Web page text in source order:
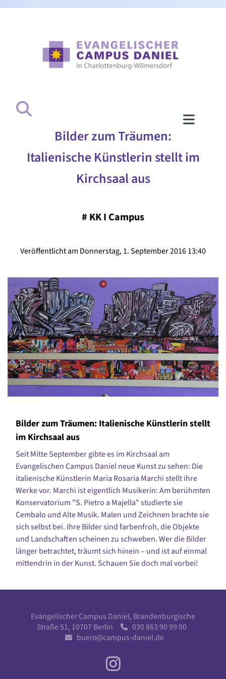
Bilder zum Träumen:
Italienische Künstlerin stellt im
Kirchsaal aus
# KK I Campus
Veröffentlicht am Donnerstag, 1. September 2016 13:40
Bilder zum Träumen: Italienische Künstlerin stellt
im Kirchsaal aus
Seit Mitte September gibte es im Kirchsaal am
Evangelischen Campus Daniel neue Kunst zu sehen: Die
italienische Künstlerin Maria Rosaria Marchi stellt ihre
Werke vor. Marchi ist eigentlich Musikerin: Am berühmten
Konservatorium "S. Pietro a Majella" studierte sie
Cembalo und Alte Musik. Malen und Zeichnen brachte sie
sich selbst bei. Ihre Bilder sind farbenfroh, die Objekte
und Landschaften scheinen zu schweben. Wer die Bilder
länger betrachtet, träumt sich hinein – und ist auf einmal
mittendrin in der Kunst. Schauen Sie doch mal vorbei!
Evangelischer Campus Daniel, Brandenburgische
Straße 51, 10707 Berlin
030 863 90 99 00
 buero@campus-daniel.de